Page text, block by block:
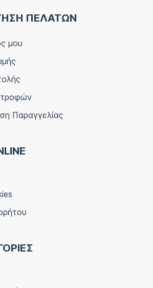
ΠΕΛΑΤΩΝ
μου
Παραγγελίας